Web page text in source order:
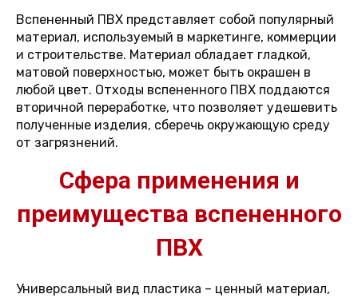
Вспененный ПВХ представляет собой популярный
материал, используемый в маркетинге, коммерции
и строительстве. Материал обладает гладкой,
матовой поверхностью, может быть окрашен в
любой цвет. Отходы вспененного ПВХ поддаются
вторичной переработке, что позволяет удешевить
полученные изделия, сберечь окружающую среду
от загрязнений.
Сфера применения и
преимущества вспененного
ПВХ
Универсальный вид пластика – ценный материал,